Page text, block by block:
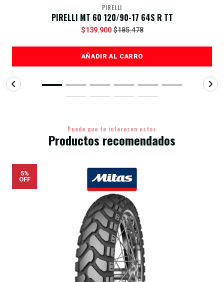
PIRELLI
PIRELLI MT 60 120/90-17 64S R TT
$139.900 $185.478
AÑADIR AL CARRO
Puede que te interesen estos
Productos recomendados
5%
OFF